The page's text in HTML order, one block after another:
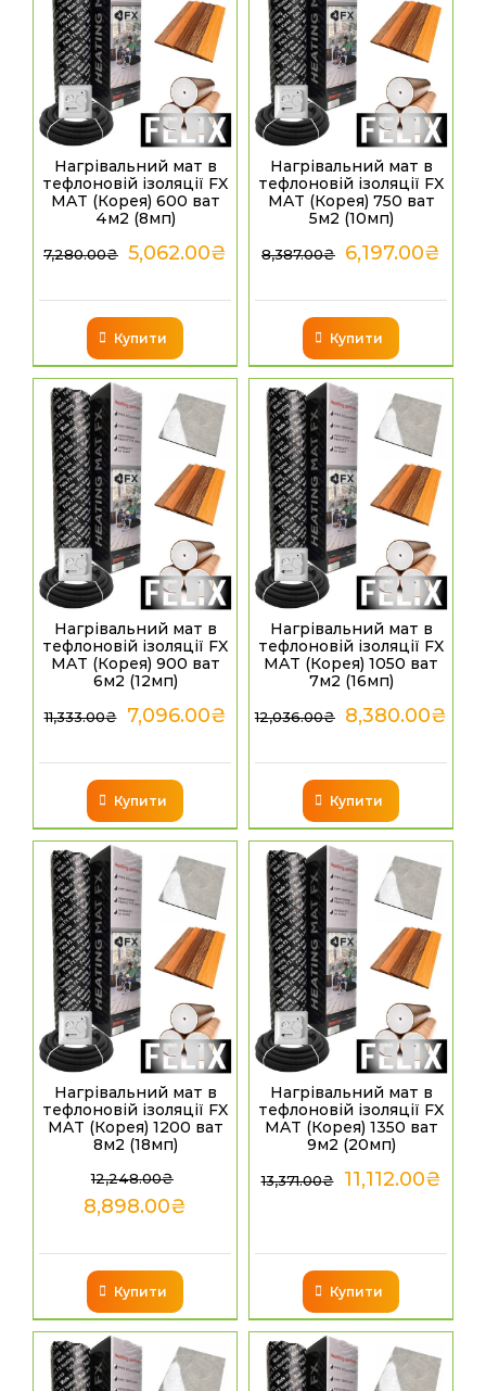
Нагрівальний мат в
тефлоновій ізоляції FX
MAT (Корея) 600 ват
4м2 (8мп)
7,280.00₴ 5,062.00₴
Купити
Нагрівальний мат в
тефлоновій ізоляції FX
MAT (Корея) 750 ват
5м2 (10мп)
8,387.00₴ 6,197.00₴
Купити
Нагрівальний мат в
тефлоновій ізоляції FX
MAT (Корея) 900 ват
6м2 (12мп)
11,333.00₴ 7,096.00₴
Купити
Нагрівальний мат в
тефлоновій ізоляції FX
MAT (Корея) 1050 ват
7м2 (16мп)
12,036.00₴ 8,380.00₴
Купити
Нагрівальний мат в
тефлоновій ізоляції FX
MAT (Корея) 1200 ват
8м2 (18мп)
12,248.00₴
8,898.00₴
Купити
Нагрівальний мат в
тефлоновій ізоляції FX
MAT (Корея) 1350 ват
9м2 (20мп)
13,371.00₴ 11,112.00₴
Купити